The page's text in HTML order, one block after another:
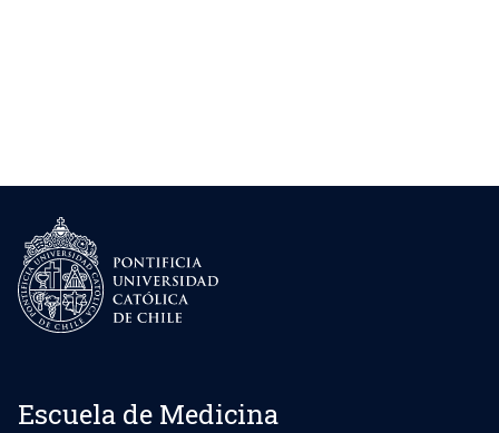
Escuela de Medicina